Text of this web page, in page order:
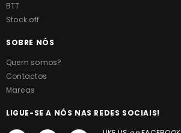
BTT
Stock off
SOBRE NÓS
Quem somos?
Contactos
Marcas
LIGUE-SE A NÓS NAS REDES SOCIAIS!